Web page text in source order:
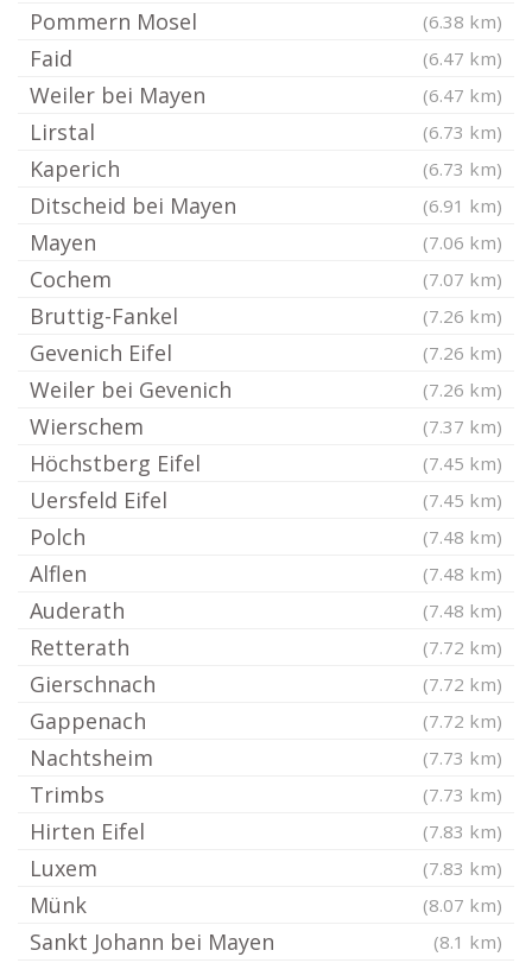
Pommern Mosel (6.38 km)
Faid (6.47 km)
Weiler bei Mayen (6.47 km)
Lirstal (6.73 km)
Kaperich (6.73 km)
Ditscheid bei Mayen (6.91 km)
Mayen (7.06 km)
Cochem (7.07 km)
Bruttig-Fankel (7.26 km)
Gevenich Eifel (7.26 km)
Weiler bei Gevenich (7.26 km)
Wierschem (7.37 km)
Höchstberg Eifel (7.45 km)
Uersfeld Eifel (7.45 km)
Polch (7.48 km)
Alflen (7.48 km)
Auderath (7.48 km)
Retterath (7.72 km)
Gierschnach (7.72 km)
Gappenach (7.72 km)
Nachtsheim (7.73 km)
Trimbs (7.73 km)
Hirten Eifel (7.83 km)
Luxem (7.83 km)
Münk (8.07 km)
Sankt Johann bei Mayen (8.1 km)